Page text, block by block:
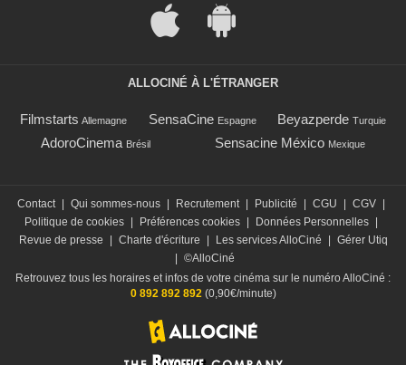
ALLOCINÉ À L'ÉTRANGER
Filmstarts Allemagne SensaCine Espagne Beyazperde Turquie
AdoroCinema Brésil Sensacine México Mexique
Contact Qui sommes-nous Recrutement Publicité CGU CGV
Politique de cookies
Préférences cookies Données Personnelles
Revue de presse
Charte d'écriture Les services AlloCiné
Gérer Utiq
©AlloCiné
Retrouvez tous les horaires et infos de votre cinéma sur le numéro AlloCiné :
0 892 892 892(0,90€/minute)